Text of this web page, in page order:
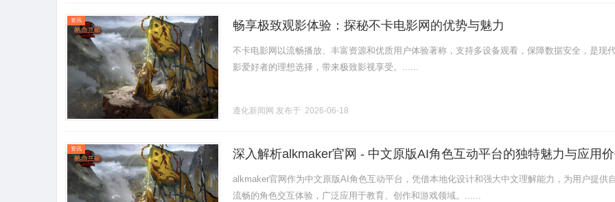
资讯 畅享极致观影体验：探秘不卡电影网的优势与魅力
不卡电影网以流畅播放、丰富资源和优质用户体验著称，支持多设备观看，保障数据安全，是现
影爱好者的理想选择，带来极致影视享受。......
遵化新闻网 发布于 2026-06-18
资讯 深入解析alkmaker官网 - 中文原版AI角色互动平台的独特魅力与应用
alkmaker官网作为中文原版AI角色互动平台，凭借本地化设计和强大中文理解能力，为用户提供
流畅的角色交互体验，广泛应用于教育、创作和游戏领域。......